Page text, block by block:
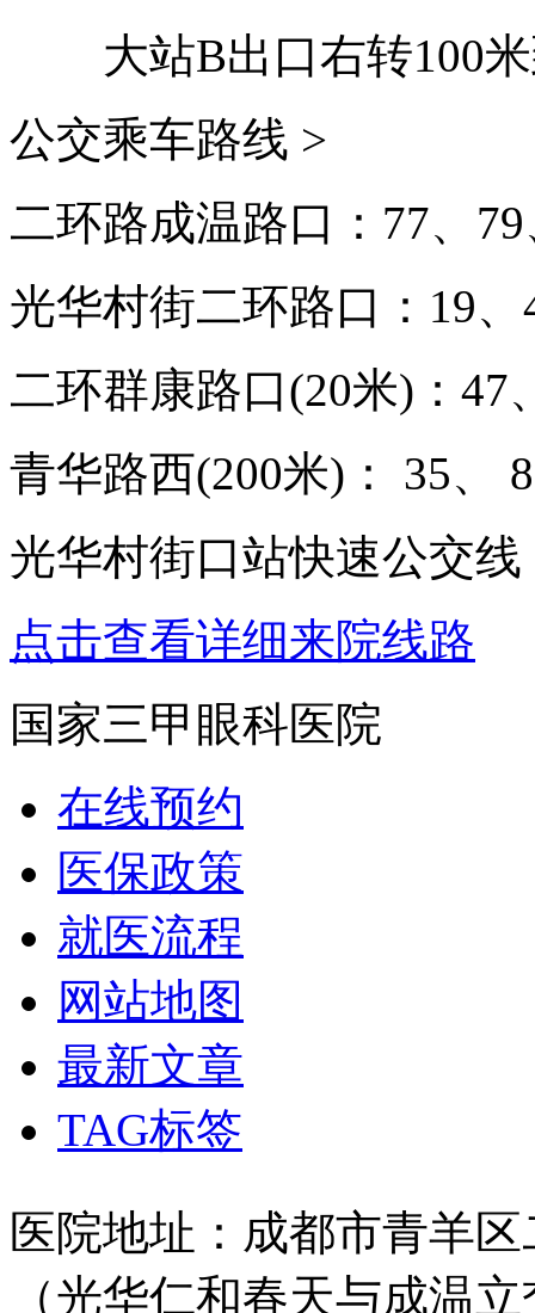
大站B出口右转100
公交乘车路线 >
二环路成温路口：77、
光华村街二环路口：19、
二环群康路口(20米)：47
青华路西(200米)： 35、
光华村街口站快速公交线
点击查看详细来院线路
国家三甲眼科医院
在线预约
医保政策
就医流程
网站地图
最新文章
TAG标签
医院地址：成都市青羊
（光华仁和春天与成温